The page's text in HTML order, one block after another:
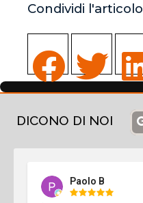
Condividi l'articolo
DICONO DI NOI
Paolo B